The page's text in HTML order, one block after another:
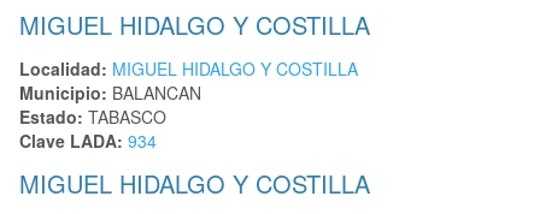
MIGUEL HIDALGO Y COSTILLA
Localidad: MIGUEL HIDALGO Y COSTILLA
Municipio: BALANCAN
Estado: TABASCO
Clave LADA: 934
MIGUEL HIDALGO Y COSTILLA